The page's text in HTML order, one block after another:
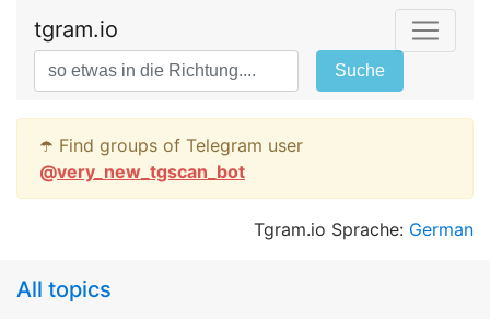
tgram.io
Suche
☂️ Find groups of Telegram user
@very_new_tgscan_bot
Tgram.io Sprache: German
All topics